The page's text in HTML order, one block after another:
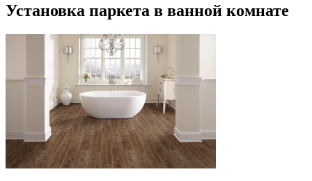
Установка паркета в ванной комнате